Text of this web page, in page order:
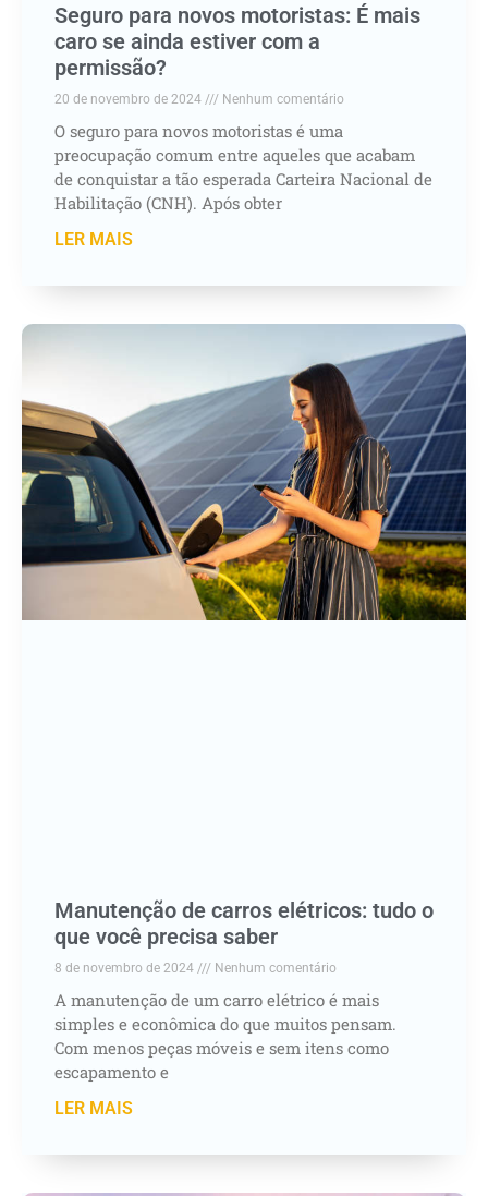
Seguro para novos motoristas: É mais
caro se ainda estiver com a
permissão?
20 de novembro de 2024 Nenhum comentário
O seguro para novos motoristas é uma
preocupação comum entre aqueles que acabam
de conquistar a tão esperada Carteira Nacional de
Habilitação (CNH). Após obter
LER MAIS
Manutenção de carros elétricos: tudo o
que você precisa saber
8 de novembro de 2024 Nenhum comentário
A manutenção de um carro elétrico é mais
simples e econômica do que muitos pensam.
Com menos peças móveis e sem itens como
escapamento e
LER MAIS